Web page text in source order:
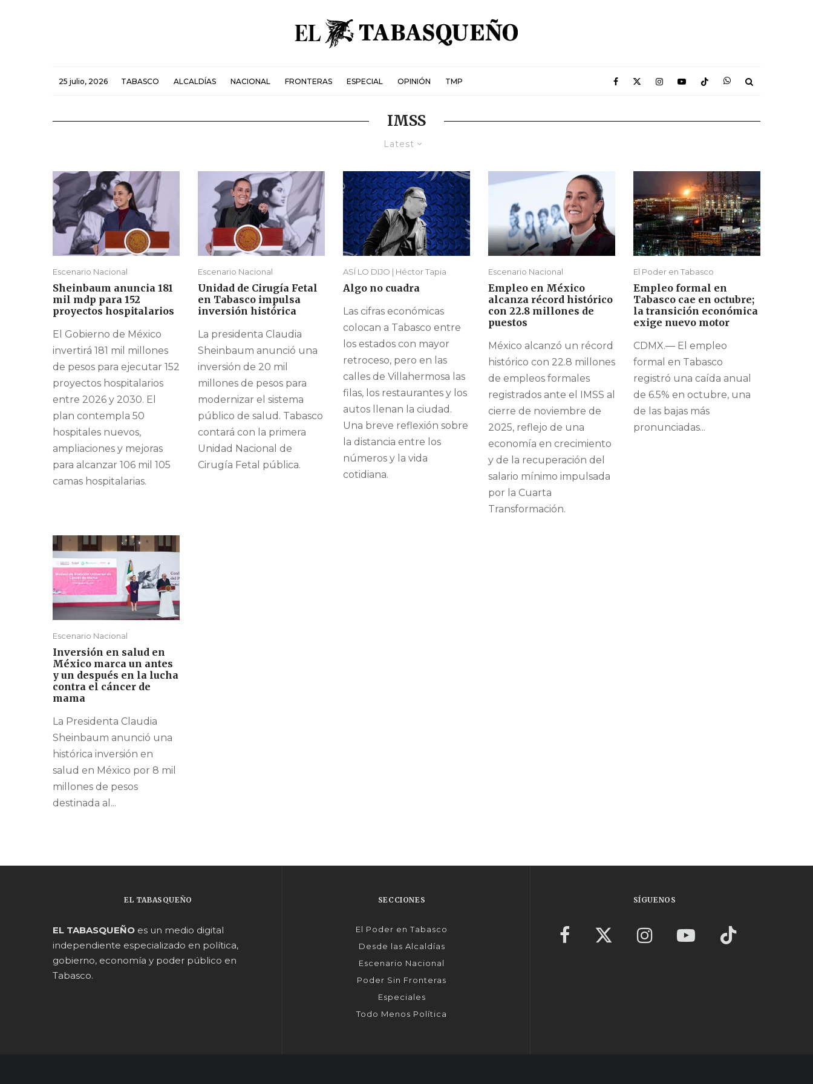
25 julio, 2026 TABASCO ALCALDÍAS NACIONAL FRONTERAS ESPECIAL OPINIÓN TMP
IMSS
Latest
Escenario Nacional
Sheinbaum anuncia 181
mil mdp para 152
proyectos hospitalarios
El Gobierno de México
invertirá 181 mil millones
de pesos para ejecutar 152
proyectos hospitalarios
entre 2026 y 2030. El
plan contempla 50
hospitales nuevos,
ampliaciones y mejoras
para alcanzar 106 mil 105
camas hospitalarias.
Escenario Nacional
Unidad de Cirugía Fetal
en Tabasco impulsa
inversión histórica
La presidenta Claudia
Sheinbaum anunció una
inversión de 20 mil
millones de pesos para
modernizar el sistema
público de salud. Tabasco
contará con la primera
Unidad Nacional de
Cirugía Fetal pública.
ASÍ LO DIJO | Héctor Tapia
Algo no cuadra
Las cifras económicas
colocan a Tabasco entre
los estados con mayor
retroceso, pero en las
calles de Villahermosa las
filas, los restaurantes y los
autos llenan la ciudad.
Una breve reflexión sobre
la distancia entre los
números y la vida
cotidiana.
Escenario Nacional
Empleo en México
alcanza récord histórico
con 22.8 millones de
puestos
México alcanzó un récord
histórico con 22.8 millones
de empleos formales
registrados ante el IMSS al
cierre de noviembre de
2025, reflejo de una
economía en crecimiento
y de la recuperación del
salario mínimo impulsada
por la Cuarta
Transformación.
El Poder en Tabasco
Empleo formal en
Tabasco cae en octubre;
la transición económica
exige nuevo motor
CDMX.— El empleo
formal en Tabasco
registró una caída anual
de 6.5% en octubre, una
de las bajas más
pronunciadas...
Escenario Nacional
Inversión en salud en
México marca un antes
y un después en la lucha
contra el cáncer de
mama
La Presidenta Claudia
Sheinbaum anunció una
histórica inversión en
salud en México por 8 mil
millones de pesos
destinada al...
EL TABASQUEÑO
EL TABASQUEÑO es un medio digital
independiente especializado en política,
gobierno, economía y poder público en
Tabasco.
SECCIONES
El Poder en Tabasco
Desde las Alcaldías
Escenario Nacional
Poder Sin Fronteras
Especiales
Todo Menos Política
SÍGUENOS